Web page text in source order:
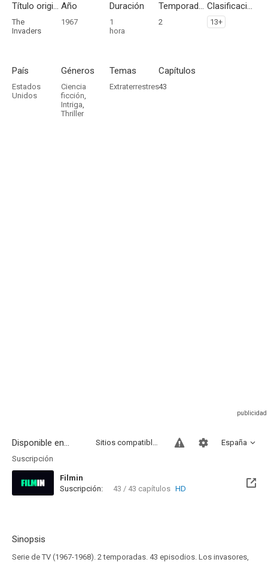
Título original
The
Invaders
Año
1967
Duración
1
hora
Temporadas
2
Clasificación por edades
13+
País
Estados
Unidos
Géneros
Ciencia
ficción,
Intriga,
Thriller
Temas
Extraterrestres
Capítulos
43
Disponible en... España
Sitios compatibles
Suscripción
Filmin
Disponible hasta el Mar, 13 Oct 2026 (Quedan 2 meses)
Suscripción: 43 / 43 capítulos HD
Sinopsis
Serie de TV (1967-1968). 2 temporadas. 43 episodios. Los invasores,